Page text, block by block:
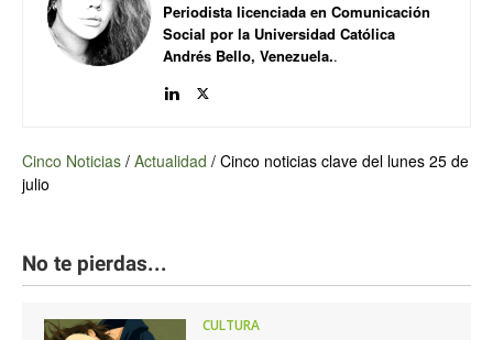
Periodista licenciada en Comunicación
Social por la Universidad Católica
Andrés Bello, Venezuela..
Cinco Noticias / Actualidad / Cinco noticias clave del lunes 25 de
julio
No te pierdas...
CULTURA